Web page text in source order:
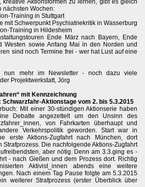
kreative Aktionsformen zu lernen, gibt es gleich
nächsten Wochen:
Training in Stuttgart
mit Schwerpunkt Psychiatriekritik in Wasserburg
Training in Hildesheim
Ende März nach Bayern, Ende
Westen sowie Anfang Mai in den Norden und
sind noch Termine frei - wer hat Lust auf eine
mehr im Newsletter - noch dazu viele
Projektwerkstatt, Jörg
mit Kennzeichnung
Schwarzfahr-Aktionstage vom 2. bis 5.3.2015
Mit einer 30-stündigen Aktionserie haben
Debatte angezettelt um den Unsinn des
von Fahrkarten überhaupt und
Verkehrspolitik geworden. Start war in
erste Aktions-Zugfahrt nach München, dort
Strafprozess. Die nachfolgende Aktions-Zugfahrt
aber nötig. Denn am 3.3.ging es -
- nach Gießen und dem Prozess dort. Richtig
Aktivist_innen abends eine weitere
Nach einem Tag Pause folgte am 5.3.2015
weiterer Strafprozess (erster Überblick über